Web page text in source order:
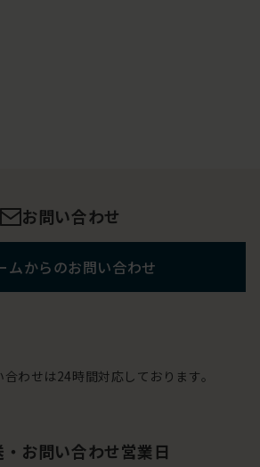
お問い合わせ
ムからのお問い合わせ
わせは24時間対応しております。
・お問い合わせ営業日